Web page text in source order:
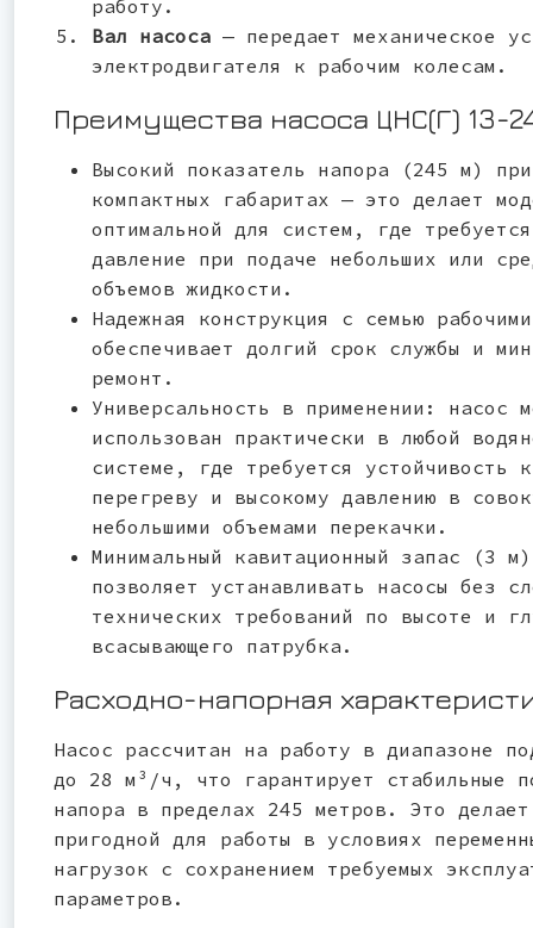
работу.
Вал насоса — передает механическое
электродвигателя к рабочим колесам.
Преимущества насоса ЦНС(Г) 13-
Высокий показатель напора (245 м) при
компактных габаритах — это делает
оптимальной для систем, где
давление при подаче небольших или
объемов жидкости.
Надежная конструкция с семью
обеспечивает долгий срок службы и
ремонт.
Универсальность в применении: насос
использован практически в любой
системе, где требуется устойчивость к
перегреву и высокому давлению в
небольшими объемами перекачки.
Минимальный кавитационный запас (3 м)
позволяет устанавливать насосы без
технических требований по высоте и
всасывающего патрубка.
Расходно-напорная
Насос рассчитан на работу в диапазоне
до 28 м³/ч, что гарантирует стабильные
напора в пределах 245 метров. Это
пригодной для работы в условиях
нагрузок с сохранением требуемых
параметров.